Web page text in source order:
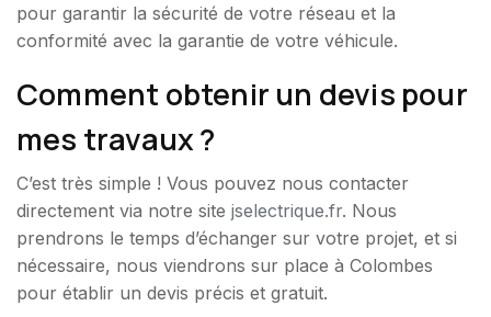
pour garantir la sécurité de votre réseau et la
conformité avec la garantie de votre véhicule.
Comment obtenir un devis pour
mes travaux ?
C’est très simple ! Vous pouvez nous contacter
directement via notre site jselectrique.fr. Nous
prendrons le temps d’échanger sur votre projet, et si
nécessaire, nous viendrons sur place à Colombes
pour établir un devis précis et gratuit.